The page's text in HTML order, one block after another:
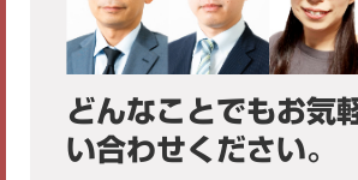
どんなことでもお気
い合わせください。